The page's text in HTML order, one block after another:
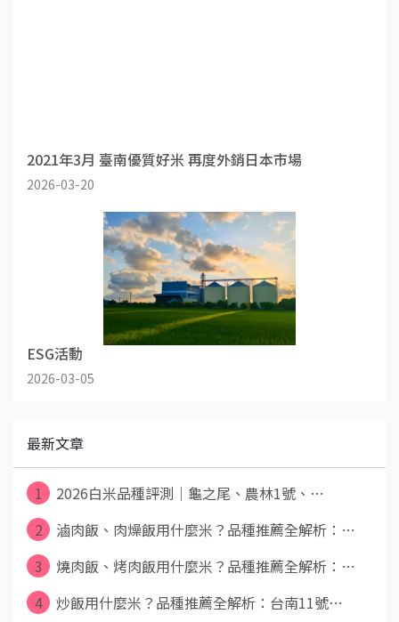
2021年3月 臺南優質好米 再度外銷日本市場
2026-03-20
ESG活動
2026-03-05
最新文章
1
2026白米品種評測｜龜之尾、農林1號、⋯
2
滷肉飯、肉燥飯用什麼米？品種推薦全解析：⋯
3
燒肉飯、烤肉飯用什麼米？品種推薦全解析：⋯
4
炒飯用什麼米？品種推薦全解析：台南11號⋯